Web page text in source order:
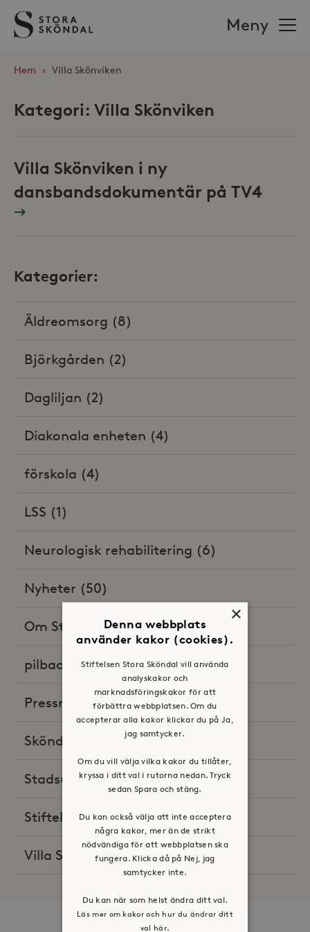
Stora
Sköndal
Meny
Hem › Villa Skönviken
Kategori: Villa Skönviken
Villa Skönviken i ny
dansbandsdokumentär på TV4
Kategorier:
Äldreomsorg (8)
Björkgården (2)
Dagliljan (2)
Diakonala enheten (4)
förskola (4)
LSS (1)
Neurologisk rehabilitering (6)
Nyheter (50)
Om Stora Sköndal i media(18)
pilbacken(2)
Pressreleaser(58)
Sköndals husläkarmottagning
Stadsutveckling(8)
Stiftelsen Stora Sköndal(2)
Villa Skönviken(1)
×
Denna webbplats
använder kakor (cookies).
Stiftelsen Stora Sköndal vill använda
analyskakor och
marknadsföringskakor för att
förbättra webbplatsen. Om du
accepterar alla kakor klickar du på Ja,
jag samtycker.
Om du vill välja vilka kakor du tillåter,
kryssa i ditt val i rutorna nedan. Tryck
sedan Spara och stäng.
Du kan också välja att inte acceptera
några kakor, mer än de strikt
nödvändiga för att webbplatsen ska
fungera. Klicka då på Nej, jag
samtycker inte.
Du kan när som helst ändra ditt val.
Läs mer om kakor och hur du ändrar ditt
val här.